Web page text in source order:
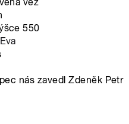
550
Eva
nás zavedl Zdeněk Petr